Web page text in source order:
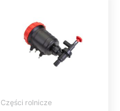
Części rolnicze